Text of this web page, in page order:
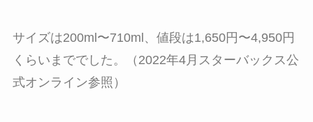
サイズは200ml〜710ml、値段は1,650円〜4,950円
くらいまででした。（2022年4月スターバックス公
式オンライン参照）